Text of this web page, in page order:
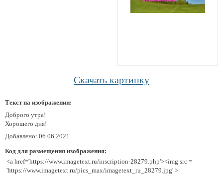
Скачать картинку
Текст на изображении:
Доброго утра!
Хорошего дня!
Добавлено: 06.06.2021
Код для размещения изображения:
<a href='https://www.imagetext.ru/inscription-28279.php'><img src =
'https://www.imagetext.ru/pics_max/imagetext_ru_28279.jpg' >